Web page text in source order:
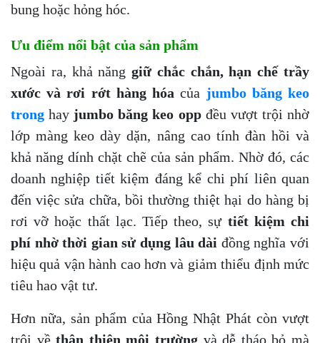
bung hoặc hỏng hóc.
Ưu điểm nổi bật của sản phẩm
Ngoài ra, khả nănggiữ chắc chắn, hạn chế trầy
xước và rơi rớt hàng hóa của jumbo băng keo
trong hay jumbo băng keo oppđều vượt trội nhờ
lớp màng keo dày dặn, nâng cao tính đàn hồi và
khả năng dính chặt chẽ của sản phẩm. Nhờ đó, các
doanh nghiệp tiết kiệm đáng kể chi phí liên quan
đến việc sửa chữa, bồi thường thiệt hại do hàng bị
rơi vỡ hoặc thất lạc. Tiếp theo, sự tiết kiệm chi
phí nhờ thời gian sử dụng lâu dài đồng nghĩa với
hiệu quả vận hành cao hơn và giảm thiểu định mức
tiêu hao vật tư.
Hơn nữa, sản phẩm của Hồng Nhật Phát còn vượt
trội vềthân thiện môi trường và dễ tháo bỏ mà